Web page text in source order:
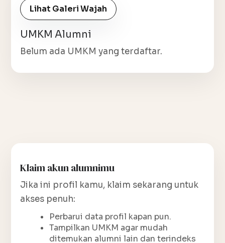
Lihat Galeri Wajah
UMKM Alumni
Belum ada UMKM yang terdaftar.
Klaim akun alumnimu
Jika ini profil kamu, klaim sekarang untuk
akses penuh:
Perbarui data profil kapan pun.
Tampilkan UMKM agar mudah
ditemukan alumni lain dan terindeks